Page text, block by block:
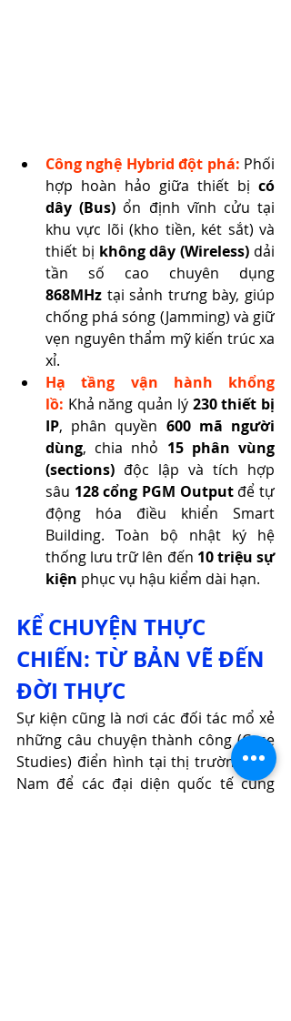
Công nghệ Hybrid đột phá: Phối
hợp hoàn hảo giữa thiết bị có
dây (Bus) ổn định vĩnh cửu tại
khu vực lõi (kho tiền, két sắt) và
thiết bị không dây (Wireless) dải
868MHz tại sảnh trưng bày, giúp
chống phá sóng (Jamming) và giữ
vẹn nguyên thẩm mỹ kiến trúc xa
xỉ.
Hạ tầng vận hành khổng
lồ: Khả năng quản lý 230 thiết bị
IP, phân quyền 600 mã người
dùng, chia nhỏ 15 phân vùng
(sections) độc lập và tích hợp
sâu 128 cổng PGM Output để tự
động hóa điều khiển Smart
Building. Toàn bộ nhật ký hệ
thống lưu trữ lên đến 10 triệu sự
kiện phục vụ hậu kiểm dài hạn.
KỂ CHUYỆN THỰC
CHIẾN: TỪ BẢN VẼ ĐẾN
ĐỜI THỰC
Sự kiện cũng là nơi các đối tác mổ xẻ
những câu chuyện thành công (Case
Studies) điển hình tại thị trường Việt
Nam để các đại diện quốc tế cùng